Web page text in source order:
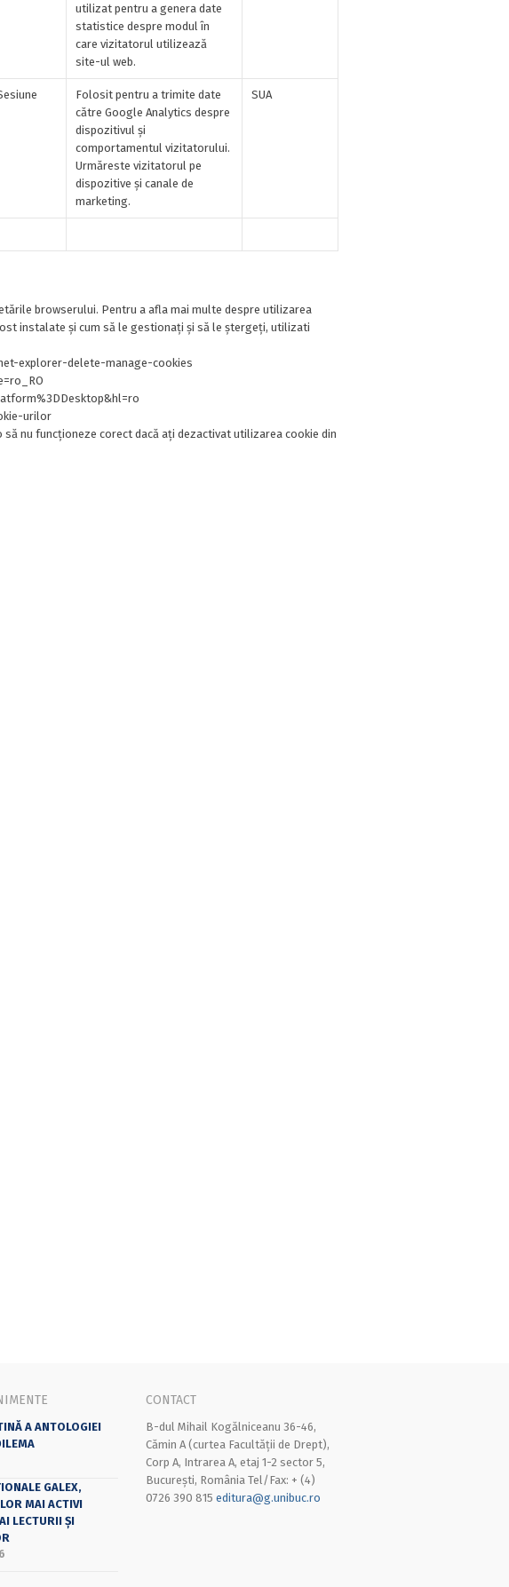
utilizat pentru a genera date
statistice despre modul în
care vizitatorul utilizează
site-ul web.
Folosit pentru a trimite date
către Google Analytics despre
dispozitivul și
comportamentul vizitatorului.
Urmăreste vizitatorul pe
dispozitive și canale de
marketing.
SUA
browserului. Pentru a afla mai multe despre utilizarea
instalate și cum să le gestionați și să le ștergeți, utilizati
explorer-delete-manage-cookies
urilor
nu funcționeze corect dacă ați dezactivat utilizarea cookie din
A ANTOLOGIEI
GALEX,
MAI ACTIVI
LECTURII ȘI
CONTACT
B-dul Mihail Kogălniceanu 36-46,
Cămin A (curtea Facultății de Drept),
Corp A, Intrarea A, etaj 1-2 sector 5,
București, România Tel/Fax: + (4)
0726 390 815 editura@g.unibuc.ro